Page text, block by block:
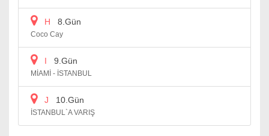
H 8.Gün
Coco Cay
I 9.Gün
MİAMİ - İSTANBUL
J 10.Gün
İSTANBUL`A VARIŞ